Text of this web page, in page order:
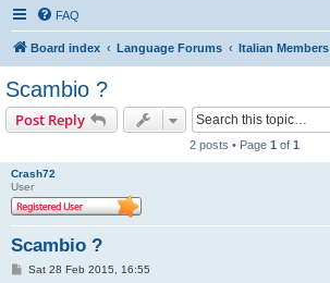
FAQ
Board index Language Forums Italian Members
Scambio ?
Post Reply
2 posts • Page 1of 1
Crash72
User
Scambio ?
PSat 28 Feb 2015, 16:55